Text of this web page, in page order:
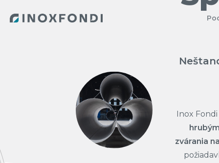
Inox
zvárania